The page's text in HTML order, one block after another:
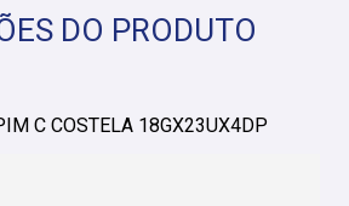
DO PRODUTO
C COSTELA 18GX23UX4DP